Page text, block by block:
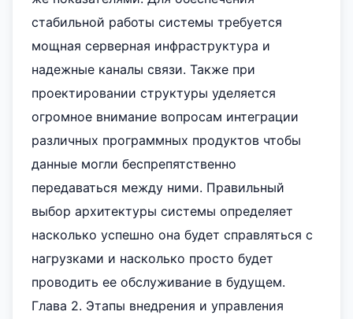
стабильной работы системы требуется
мощная серверная инфраструктура и
надежные каналы связи. Также при
проектировании структуры уделяется
огромное внимание вопросам интеграции
различных программных продуктов чтобы
данные могли беспрепятственно
передаваться между ними. Правильный
выбор архитектуры системы определяет
насколько успешно она будет справляться с
нагрузками и насколько просто будет
проводить ее обслуживание в будущем.
Глава 2. Этапы внедрения и управления